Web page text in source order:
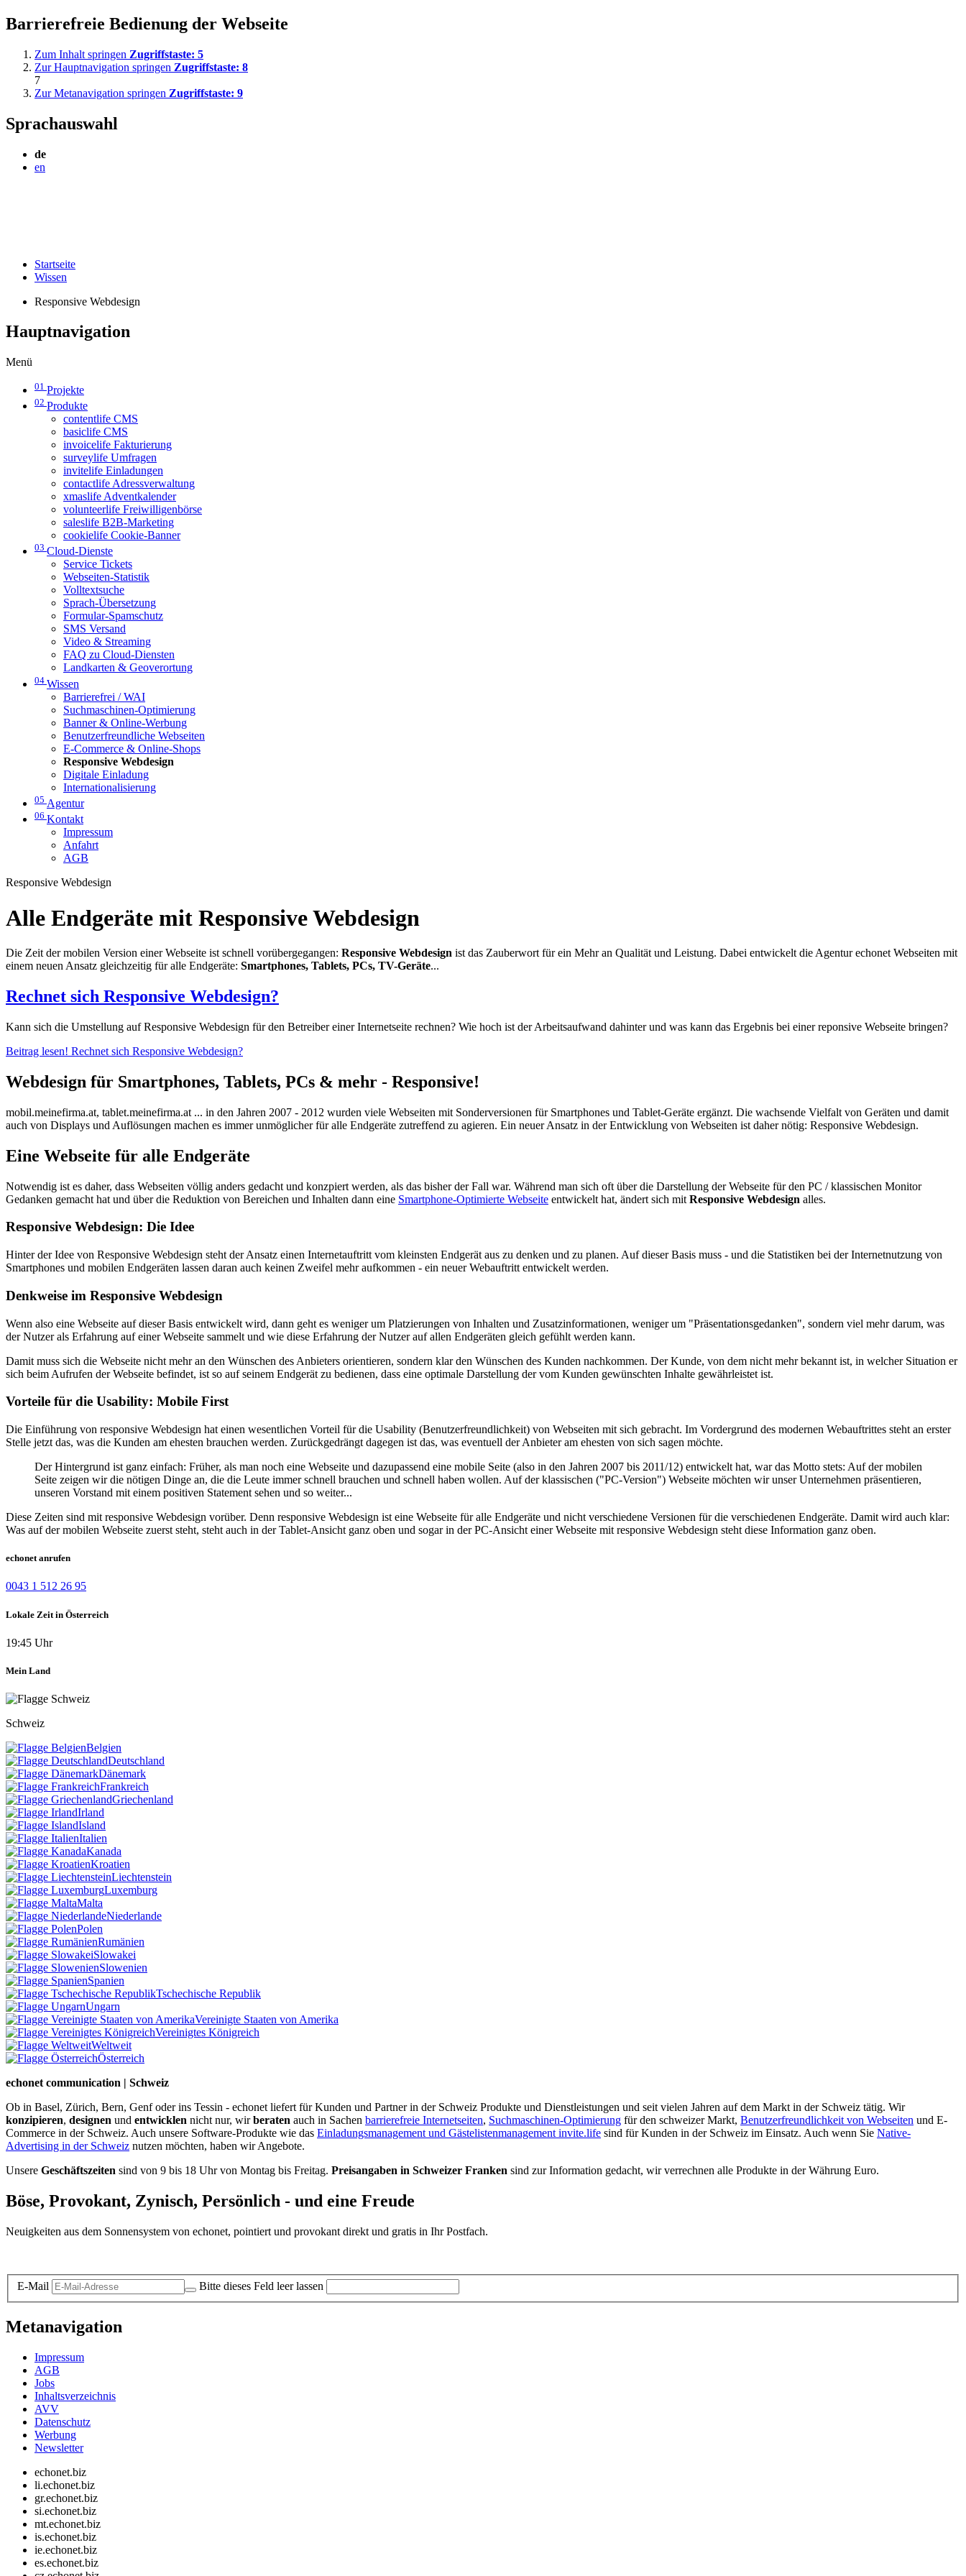
Barrierefreie Bedienung der Webseite
Zum Inhalt springen Zugriffstaste: 5
Zur Hauptnavigation springen Zugriffstaste: 8
7
Zur Metanavigation springen Zugriffstaste: 9
Sprachauswahl
de
en
Startseite
Wissen
Responsive Webdesign
Hauptnavigation
Menü
01 Projekte
02 Produkte
contentlife CMS
basiclife CMS
invoicelife Fakturierung
surveylife Umfragen
invitelife Einladungen
contactlife Adressverwaltung
xmaslife Adventkalender
volunteerlife Freiwilligenbörse
saleslife B2B-Marketing
cookielife Cookie-Banner
03 Cloud-Dienste
Service Tickets
Webseiten-Statistik
Volltextsuche
Sprach-Übersetzung
Formular-Spamschutz
SMS Versand
Video & Streaming
FAQ zu Cloud-Diensten
Landkarten & Geoverortung
04 Wissen
Barrierefrei / WAI
Suchmaschinen-Optimierung
Banner & Online-Werbung
Benutzerfreundliche Webseiten
E-Commerce & Online-Shops
Responsive Webdesign
Digitale Einladung
Internationalisierung
05 Agentur
06 Kontakt
Impressum
Anfahrt
AGB
Responsive Webdesign
Alle Endgeräte mit Responsive Webdesign
Die Zeit der mobilen Version einer Webseite ist schnell vorübergegangen: Responsive Webdesign ist das Zauberwort für ein Mehr an Qualität und Leistung. Dabei entwickelt die Agentur echonet Webseiten mit
einem neuen Ansatz gleichzeitig für alle Endgeräte: Smartphones, Tablets, PCs, TV-Geräte...
Rechnet sich Responsive Webdesign?
Kann sich die Umstellung auf Responsive Webdesign für den Betreiber einer Internetseite rechnen? Wie hoch ist der Arbeitsaufwand dahinter und was kann das Ergebnis bei einer reponsive Webseite bringen?
Beitrag lesen! Rechnet sich Responsive Webdesign?
Webdesign für Smartphones, Tablets, PCs & mehr - Responsive!
mobil.meinefirma.at, tablet.meinefirma.at ... in den Jahren 2007 - 2012 wurden viele Webseiten mit Sonderversionen für Smartphones und Tablet-Geräte ergänzt. Die wachsende Vielfalt von Geräten und damit
auch von Displays und Auflösungen machen es immer unmöglicher für alle Endgeräte zutreffend zu agieren. Ein neuer Ansatz in der Entwicklung von Webseiten ist daher nötig: Responsive Webdesign.
Eine Webseite für alle Endgeräte
Notwendig ist es daher, dass Webseiten völlig anders gedacht und konzpiert werden, als das bisher der Fall war. Während man sich oft über die Darstellung der Webseite für den PC / klassischen Monitor
Gedanken gemacht hat und über die Reduktion von Bereichen und Inhalten dann eine Smartphone-Optimierte Webseite entwickelt hat, ändert sich mit Responsive Webdesign alles.
Responsive Webdesign: Die Idee
Hinter der Idee von Responsive Webdesign steht der Ansatz einen Internetauftritt vom kleinsten Endgerät aus zu denken und zu planen. Auf dieser Basis muss - und die Statistiken bei der Internetnutzung von
Smartphones und mobilen Endgeräten lassen daran auch keinen Zweifel mehr aufkommen - ein neuer Webauftritt entwickelt werden.
Denkweise im Responsive Webdesign
Wenn also eine Webseite auf dieser Basis entwickelt wird, dann geht es weniger um Platzierungen von Inhalten und Zusatzinformationen, weniger um "Präsentationsgedanken", sondern viel mehr darum, was
der Nutzer als Erfahrung auf einer Webseite sammelt und wie diese Erfahrung der Nutzer auf allen Endgeräten gleich gefühlt werden kann.
Damit muss sich die Webseite nicht mehr an den Wünschen des Anbieters orientieren, sondern klar den Wünschen des Kunden nachkommen. Der Kunde, von dem nicht mehr bekannt ist, in welcher Situation er
sich beim Aufrufen der Webseite befindet, ist so auf seinem Endgerät zu bedienen, dass eine optimale Darstellung der vom Kunden gewünschten Inhalte gewährleistet ist.
Vorteile für die Usability: Mobile First
Die Einführung von responsive Webdesign hat einen wesentlichen Vorteil für die Usability (Benutzerfreundlichkeit) von Webseiten mit sich gebracht. Im Vordergrund des modernen Webauftrittes steht an erster
Stelle jetzt das, was die Kunden am ehesten brauchen werden. Zurückgedrängt dagegen ist das, was eventuell der Anbieter am ehesten von sich sagen möchte.
Der Hintergrund ist ganz einfach: Früher, als man noch eine Webseite und dazupassend eine mobile Seite (also in den Jahren 2007 bis 2011/12) entwickelt hat, war das Motto stets: Auf der mobilen
Seite zeigen wir die nötigen Dinge an, die die Leute immer schnell brauchen und schnell haben wollen. Auf der klassischen ("PC-Version") Webseite möchten wir unser Unternehmen präsentieren,
unseren Vorstand mit einem positiven Statement sehen und so weiter...
Diese Zeiten sind mit responsive Webdesign vorüber. Denn responsive Webdesign ist eine Webseite für alle Endgeräte und nicht verschiedene Versionen für die verschiedenen Endgeräte. Damit wird auch klar:
Was auf der mobilen Webseite zuerst steht, steht auch in der Tablet-Ansicht ganz oben und sogar in der PC-Ansicht einer Webseite mit responsive Webdesign steht diese Information ganz oben.
echonet anrufen
0043 1 512 26 95
Lokale Zeit in Österreich
19:45 Uhr
Mein Land
Schweiz
Belgien
Deutschland
Dänemark
Frankreich
Griechenland
Irland
Island
Italien
Kanada
Kroatien
Liechtenstein
Luxemburg
Malta
Niederlande
Polen
Rumänien
Slowakei
Slowenien
Spanien
Tschechische Republik
Ungarn
Vereinigte Staaten von Amerika
Vereinigtes Königreich
Weltweit
Österreich
echonet communication | Schweiz
Ob in Basel, Zürich, Bern, Genf oder ins Tessin - echonet liefert für Kunden und Partner in der Schweiz Produkte und Dienstleistungen und seit vielen Jahren auf dem Markt in der Schweiz tätig. Wir
konzipieren, designen und entwicklen nicht nur, wirberaten auch in Sachen barrierefreie Internetseiten, Suchmaschinen-Optimierung für den schweizer Markt, Benutzerfreundlichkeit von Webseiten und E-
Commerce in der Schweiz. Auch unsere Software-Produkte wie das Einladungsmanagement und Gästelistenmanagement invite.life sind für Kunden in der Schweiz im Einsatz. Auch wenn Sie Native-
Advertising in der Schweiz nutzen möchten, haben wir Angebote.
Unsere Geschäftszeiten sind von 9 bis 18 Uhr von Montag bis Freitag. Preisangaben in Schweizer Franken sind zur Information gedacht, wir verrechnen alle Produkte in der Währung Euro.
Böse, Provokant, Zynisch, Persönlich - und eine Freude
Neuigkeiten aus dem Sonnensystem von echonet, pointiert und provokant direkt und gratis in Ihr Postfach.
E-Mail Bitte dieses Feld leer lassen
Metanavigation
Impressum
AGB
Jobs
Inhaltsverzeichnis
AVV
Datenschutz
Werbung
Newsletter
echonet.biz
li.echonet.biz
gr.echonet.biz
si.echonet.biz
mt.echonet.biz
is.echonet.biz
ie.echonet.biz
es.echonet.biz